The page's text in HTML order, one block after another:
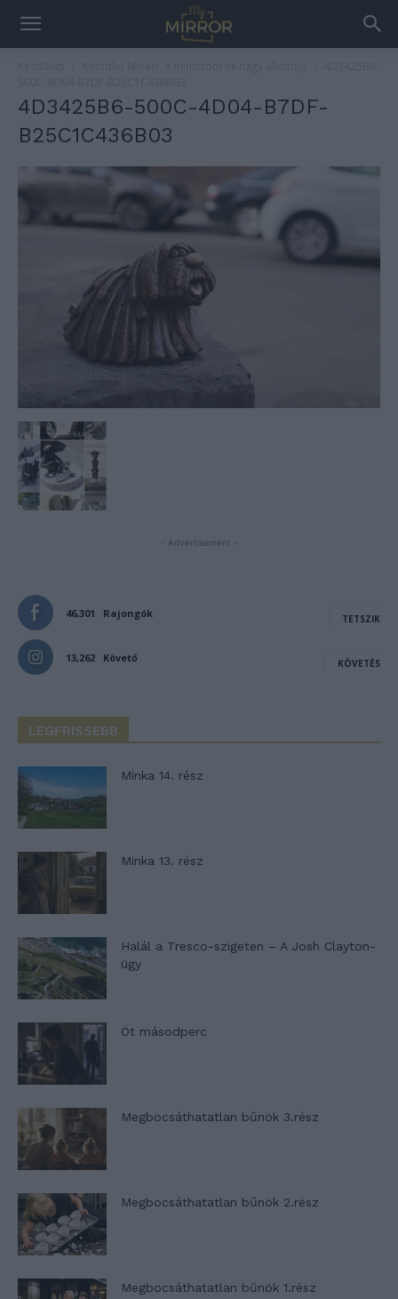
4D3425B6-500C-4D04-B7DF-
B25C1C436B03
- Advertisement -
46,301 Rajongók TETSZIK
13,262 Követő KÖVETÉS
LEGFRISSEBB
Minka 14. rész
Minka 13. rész
Halál a Tresco-szigeten – A Josh Clayton-
ügy
Öt másodperc
Megbocsáthatatlan bűnök 3.rész
Megbocsáthatatlan bűnök 2.rész
Megbocsáthatatlan bűnök 1.rész